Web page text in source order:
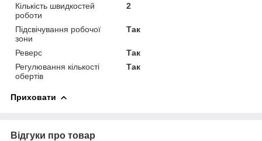
Кількість швидкостей
роботи
2
Підсвічування робочої
зони
Так
Реверс
Так
Регулювання кількості
обертів
Так
Приховати
Відгуки про товар